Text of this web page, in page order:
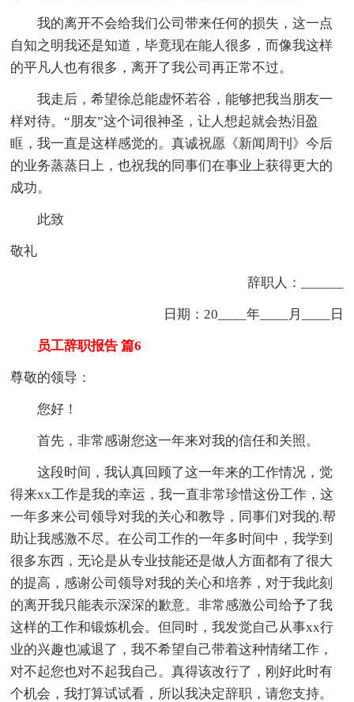
我的离开不会给我们公司带来任何的损失，这一点
自知之明我还是知道，毕竟现在能人很多，而像我这样
的平凡人也有很多，离开了我公司再正常不过。
我走后，希望徐总能虚怀若谷，能够把我当朋友一
样对待。“朋友”这个词很神圣，让人想起就会热泪盈
眶，我一直是这样感觉的。真诚祝愿《新闻周刊》今后
的业务蒸蒸日上，也祝我的同事们在事业上获得更大的
成功。
此致
敬礼
辞职人：______
日期：20____年____月____日
员工辞职报告 篇6
尊敬的领导：
您好！
首先，非常感谢您这一年来对我的信任和关照。
这段时间，我认真回顾了这一年来的工作情况，觉
得来xx工作是我的幸运，我一直非常珍惜这份工作，这
一年多来公司领导对我的关心和教导，同事们对我的.帮
助让我感激不尽。在公司工作的一年多时间中，我学到
很多东西，无论是从专业技能还是做人方面都有了很大
的提高，感谢公司领导对我的关心和培养，对于我此刻
的离开我只能表示深深的歉意。非常感激公司给予了我
这样的工作和锻炼机会。但同时，我发觉自己从事xx行
业的兴趣也减退了，我不希望自己带着这种情绪工作，
对不起您也对不起我自己。真得该改行了，刚好此时有
个机会，我打算试试看，所以我决定辞职，请您支持。